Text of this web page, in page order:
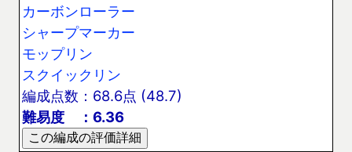
カーボンローラー
シャープマーカー
モップリン
スクイックリン
編成点数：68.6点 (48.7)
難易度 ：6.36